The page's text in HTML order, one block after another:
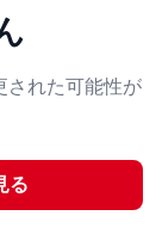
された可能性が
る